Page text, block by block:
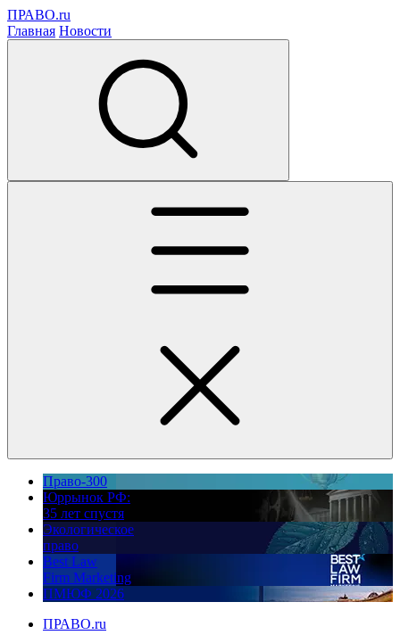
ПРАВО.ru
Главная Новости
Право-300
Юррынок РФ:
35 лет спустя
Экологическое
право
Best Law
Firm Marketing
ПМЮФ 2026
ПРАВО.ru